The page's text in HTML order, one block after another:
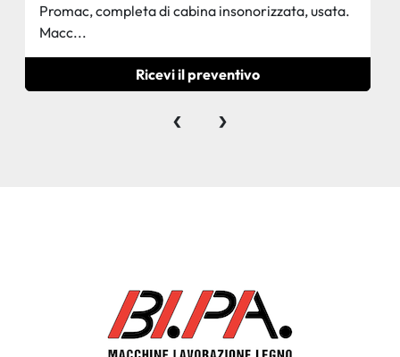
Promac, completa di cabina insonorizzata, usata.
Macc...
Ricevi il preventivo
‹ ›